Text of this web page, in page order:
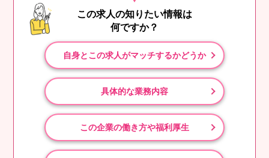
この求人の知りたい情報は
何ですか？
自身とこの求人がマッチするかどうか
具体的な業務内容
この企業の働き方や福利厚生